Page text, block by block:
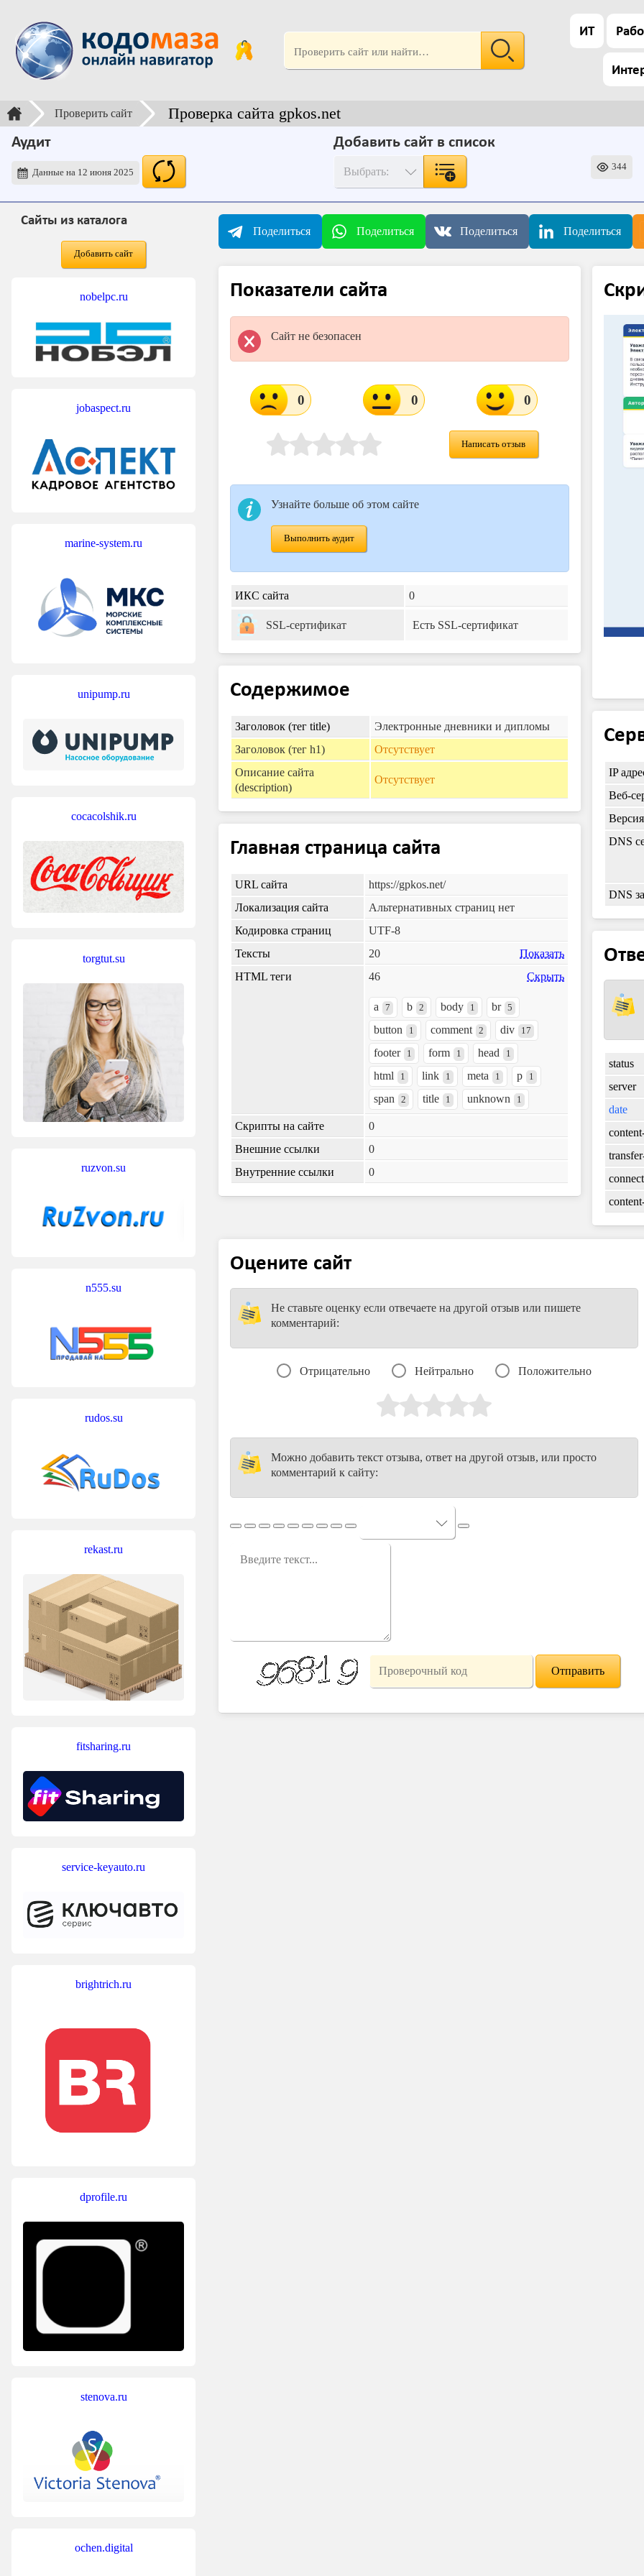
ИТ
Проверить сайт Проверка сайта gpkos.net
Аудит
Данные на 12 июня 2025
Добавить сайт в список
344
Поделиться Поделиться Поделиться Поделиться
Показатели сайта
Сайт не безопасен
0 0 0
Написать отзыв
Узнайте больше об этом сайте
Выполнить аудит
ИКС сайта 0
SSL-сертификат Есть SSL-сертификат
Содержимое
Заголовок (тег title)
Электронные дневники и дипломы
Заголовок (тег h1)
Отсутствует
Описание сайта
(description)
Отсутствует
Главная страница сайта
URL сайта
https://gpkos.net/
Локализация сайта
Альтернативных страниц нет
Кодировка страниц
UTF-8
Тексты
20
Показать
HTML теги
46 Скрыть
a 7 b 2 body 1 br 5
button 1 comment 2 div 17
footer 1 form 1 head 1
html 1 link 1 meta 1 p 1
span 2 title 1 unknown 1
Скрипты на сайте
0
Внешние ссылки
0
Внутренние ссылки
0
IP
Веб-
DNS
DNS
status
server
date
Оцените сайт
Не ставьте оценку если отвечаете на другой отзыв или пишете
комментарий:
Отрицательно Нейтрально Положительно
Можно добавить текст отзыва, ответ на другой отзыв, или просто
комментарий к сайту:
Сайты из каталога
Добавить сайт
nobelpc.ru
jobaspect.ru
marine-system.ru
unipump.ru
cocacolshik.ru
torgtut.su
ruzvon.su
n555.su
rudos.su
rekast.ru
fitsharing.ru
service-keyauto.ru
brightrich.ru
dprofile.ru
stenova.ru
ochen.digital